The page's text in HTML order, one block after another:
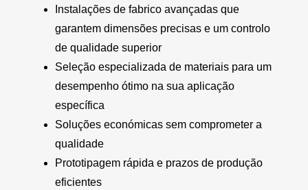
Instalações de fabrico avançadas que
garantem dimensões precisas e um controlo
de qualidade superior
Seleção especializada de materiais para um
desempenho ótimo na sua aplicação
específica
Soluções económicas sem comprometer a
qualidade
Prototipagem rápida e prazos de produção
eficientes